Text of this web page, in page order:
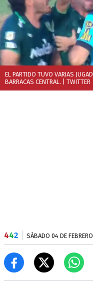
EL PARTIDO TUVO VARIAS
BARRACAS CENTRAL. | TWITTER
442 SÁBADO 04 DE